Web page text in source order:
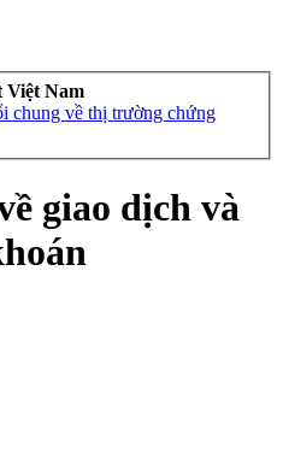
Việt Nam
chung về thị trường chứng
giao dịch và